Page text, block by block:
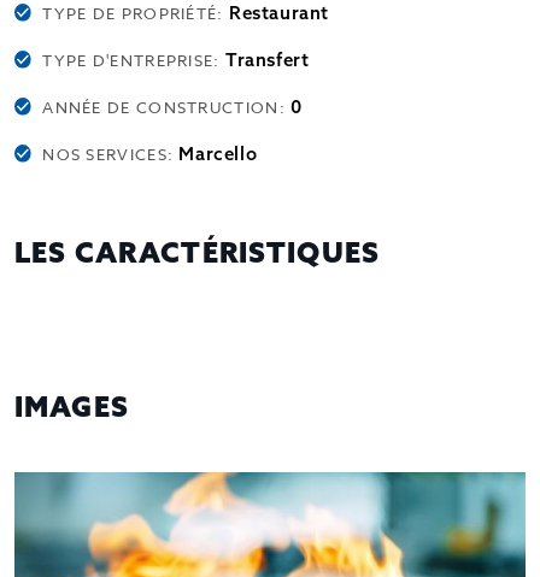
TYPE DE PROPRIÉTÉ: Restaurant
TYPE D'ENTREPRISE: Transfert
ANNÉE DE CONSTRUCTION:0
NOS SERVICES: Marcello
LES CARACTÉRISTIQUES
IMAGES